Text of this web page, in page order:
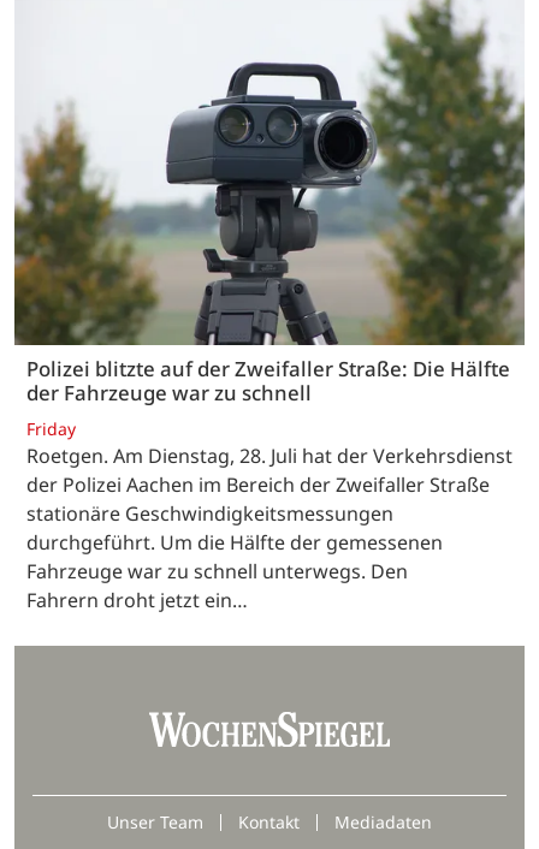
Polizei blitzte auf der Zweifaller Straße: Die Hälfte
der Fahrzeuge war zu schnell
Friday
Roetgen. Am Dienstag, 28. Juli hat der Verkehrsdienst
der Polizei Aachen im Bereich der Zweifaller Straße
stationäre Geschwindigkeitsmessungen
durchgeführt. Um die Hälfte der gemessenen
Fahrzeuge war zu schnell unterwegs. Den
Fahrern droht jetzt ein…
Unser Team Kontakt
Mediadaten